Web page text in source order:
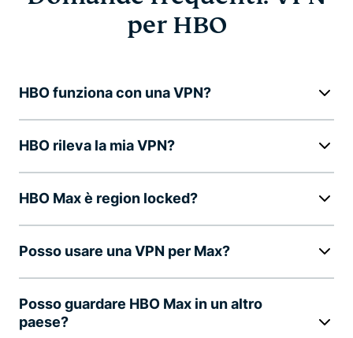
per HBO
HBO funziona con una VPN?
HBO rileva la mia VPN?
HBO Max è region locked?
Posso usare una VPN per Max?
Posso guardare HBO Max in un altro
paese?